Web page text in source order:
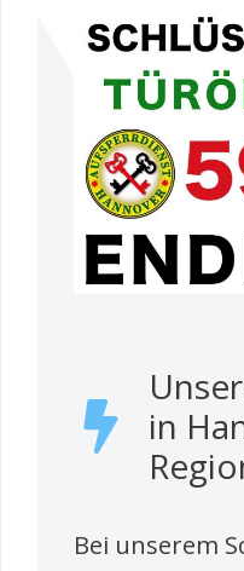
in
Bei unserem